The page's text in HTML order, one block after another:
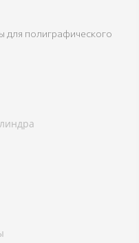
для полиграфического